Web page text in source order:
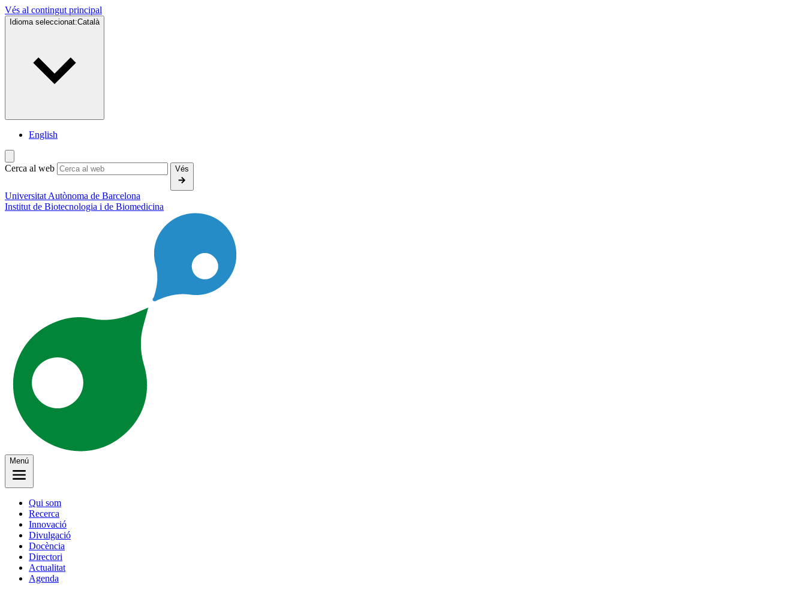
Vés al contingut principal
Idioma seleccionat:Català
English
Cerca al web Vés
Universitat Autònoma de Barcelona
Institut de Biotecnologia i de Biomedicina
Menú
Qui som
Recerca
Innovació
Divulgació
Docència
Directori
Actualitat
Agenda